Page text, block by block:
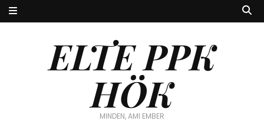
ELTE PPK
HÖK
MINDEN, AMI EMBER